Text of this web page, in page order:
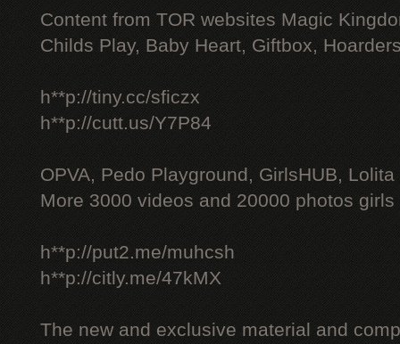
Content from TOR websites Magic
Childs Play, Baby Heart, Giftbox,
h**p://tiny.cc/sficzx
h**p://cutt.us/Y7P84
OPVA, Pedo Playground, GirlsHUB, Lolita
More 3000 videos and 20000 photos
h**p://put2.me/muhcsh
h**p://citly.me/47kMX
The new and exclusive material and